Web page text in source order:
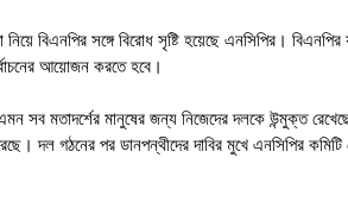
নিয়ে বিএনপির সঙ্গে বিরোধ সৃষ্টি হয়েছে এনসিপির।
আয়োজন করতে হবে।
মতাদর্শের মানুষের জন্য নিজেদের দলকে উন্মুক্ত
দল গঠনের পর ডানপন্থীদের দাবির মুখে এনসিপির